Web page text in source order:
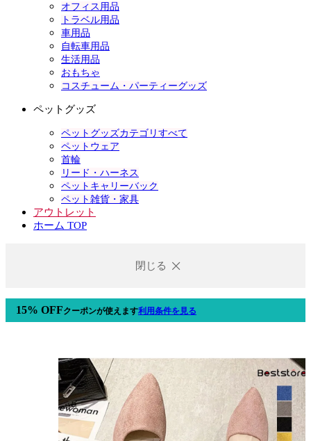
オフィス用品
トラベル用品
車用品
自転車用品
生活用品
おもちゃ
コスチューム・パーティーグッズ
ペットグッズ
ペットグッズカテゴリすべて
ペットウェア
首輪
リード・ハーネス
ペットキャリーバック
ペット雑貨・家具
アウトレット
ホーム TOP
閉じる
15% OFFクーポンが使えます利用条件を見る